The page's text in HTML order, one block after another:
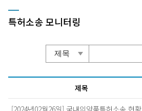
특허소송 모니터링
제목
[2024년02월26일] 국내의약품특허소송 현황